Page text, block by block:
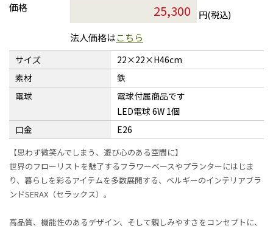
価格
円(税込)
法人価格はこちら
サイズ
22×22×H46cm
素材
鉄
電球
電球付属商品です
LED電球 6W 1個
口金
E26
【思わず微笑んでしまう、遊び心のある空間に】
世界のフローリストを魅了するフラワーベースやプランターにはじま
り、暮らしを彩るアイテムを多数展開する、ベルギーのインテリアブラ
ンドSERAX（セラックス）。
高品質、機能性のあるデザイン、そして親しみやすさをコンセプトに、